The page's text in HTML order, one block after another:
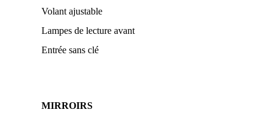
Volant ajustable
Lampes de lecture avant
Entrée sans clé
MIRROIRS